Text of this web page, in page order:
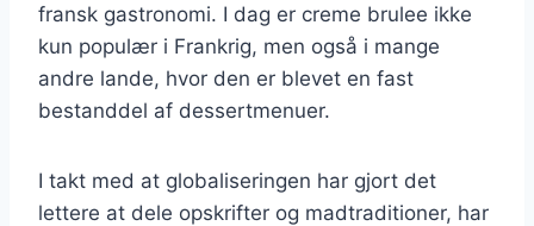
fransk gastronomi. I dag er creme brulee ikke
kun populær i Frankrig, men også i mange
andre lande, hvor den er blevet en fast
bestanddel af dessertmenuer.
I takt med at globaliseringen har gjort det
lettere at dele opskrifter og madtraditioner, har